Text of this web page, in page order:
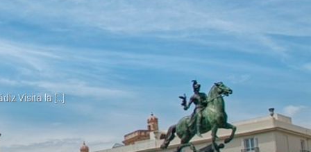
Visita la [...]